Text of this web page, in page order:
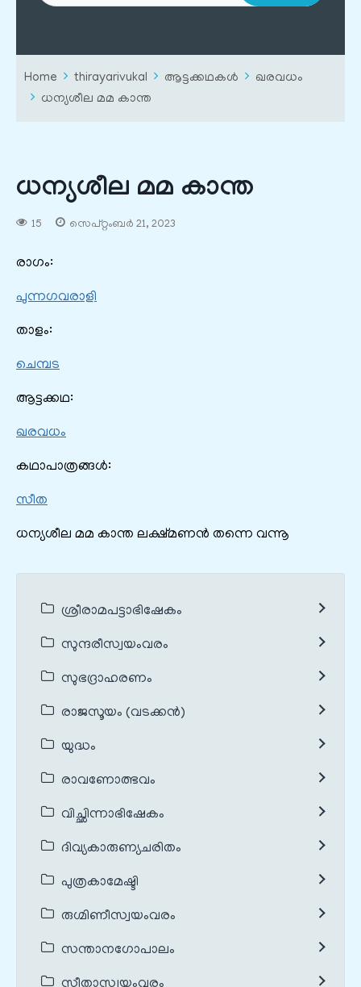
Home thirayarivukal ആട്ടക്കഥകൾ
ഖരവധം
ധന്യശീല മമ കാന്ത
ധന്യശീല മമ കാന്ത
15 സെപ്റ്റംബർ 21, 2023
രാഗം:
പുന്നഗവരാളി
താളം:
ചെമ്പട
ആട്ടക്കഥ:
ഖരവധം
കഥാപാത്രങ്ങൾ:
സീത
ധന്യശീല മമ കാന്ത ലക്ഷ്മണൻ തന്നെ വന്നൂ
ശ്രീരാമപട്ടാഭിഷേകം
സുന്ദരീസ്വയംവരം
സുഭദ്രാഹരണം
രാജസൂയം (വടക്കൻ)
യുദ്ധം
രാവണോത്ഭവം
വിച്ഛിന്നാഭിഷേകം
ദിവ്യകാരുണ്യചരിതം
പുത്രകാമേഷ്ടി
രുഗ്മിണീസ്വയംവരം
സന്താനഗോപാലം